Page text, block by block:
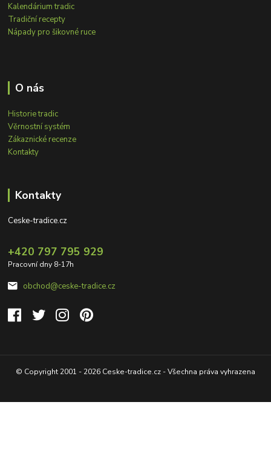
Kalendárium tradic
Tradiční recepty
Nápady pro šikovné ruce
O nás
Historie tradic
Věrnostní systém
Zákaznické recenze
Kontakty
Kontakty
Ceske-tradice.cz
+420 797 795 929
Pracovní dny 8-17h
obchod@ceske-tradice.cz
© Copyright 2001 - 2026 Ceske-tradice.cz - Všechna práva vyhrazena